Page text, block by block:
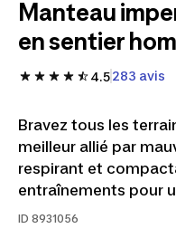
Manteau
en sentier
4.5283 avis
Bravez tous les
meilleur allié par
respirant et
entraînements pour
ID 8931056